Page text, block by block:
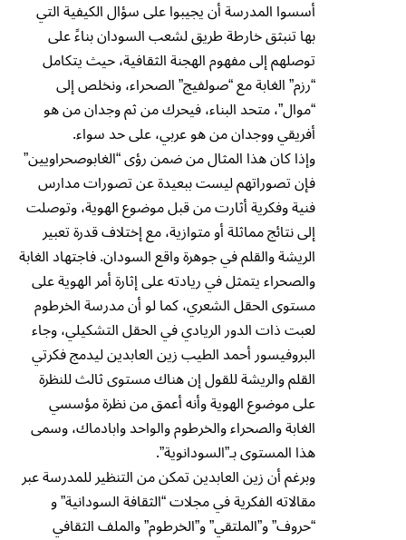
أسسوا المدرسة أن يجيبوا على سؤال الكيفية التي
بها تنبثق خارطة طريق لشعب السودان بناءً على
توصلهم إلى مفهوم الهجنة الثقافية، حيث يتكامل
“رزم” الغابة مع “صولفيج” الصحراء، ونخلص إلى
“موال”، متحد البناء، فيحرك من ثم وجدان من هو
أفريقي ووجدان من هو عربي، على حد سواء.
وإذا كان هذا المثال من ضمن رؤى “الغابوصحراويين”
فإن تصوراتهم ليست ببعيدة عن تصورات مدارس
فنية وفكرية أثارت من قبل موضوع الهوية، وتوصلت
إلى نتائج مماثلة أو متوازية، مع إختلاف قدرة تعبير
الريشة والقلم في جوهرة واقع السودان. فاجتهاد الغابة
والصحراء يتمثل في ريادته على إثارة أمر الهوية على
مستوى الحقل الشعري، كما لو أن مدرسة الخرطوم
لعبت ذات الدور الريادي في الحقل التشكيلي، وجاء
البروفيسور أحمد الطيب زين العابدين ليدمج فكرتي
القلم والريشة للقول إن هناك مستوى ثالث للنظرة
على موضوع الهوية وأنه أعمق من نظرة مؤسسي
الغابة والصحراء والخرطوم والواحد وابادماك، وسمى
هذا المستوى بـ”السودانوية”.
وبرغم أن زين العابدين تمكن من التنظير للمدرسة عبر
مقالاته الفكرية في مجلات “الثقافة السودانية” و
“حروف” و”الملتقي” و”الخرطوم” والملف الثقافي